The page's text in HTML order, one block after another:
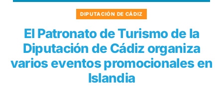
DIPUTACIÓN DE CÁDIZ
El Patronato de Turismo de la
Diputación de Cádiz organiza
varios eventos promocionales en
Islandia